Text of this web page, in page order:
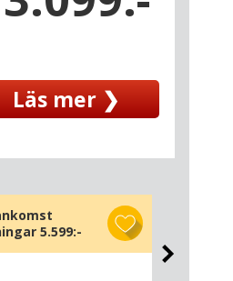
Läs mer ❯
5.599:-